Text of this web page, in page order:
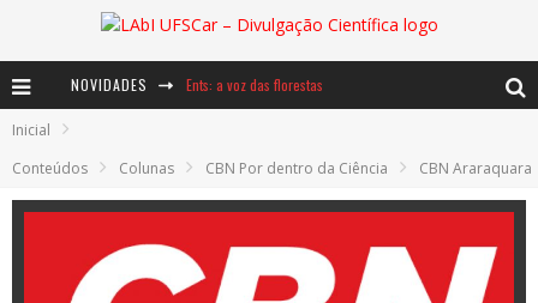
NOVIDADES Ents: a voz das florestas
Inicial
Conteúdos
Colunas CBN Por dentro da Ciência CBN Araraquara